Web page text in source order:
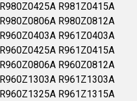
R981Z0415A
R980Z0812A
R961Z0403A
R961Z0415A
R960Z0812A
R961Z1303A
R961Z1315A